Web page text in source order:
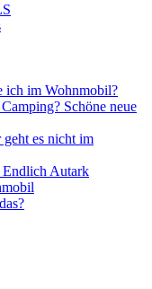
ich im Wohnmobil?
Schöne neue
es nicht im
Endlich Autark